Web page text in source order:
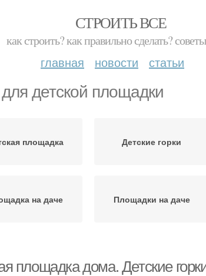
СТРОИТЬ ВСЕ
как строить? как правильно сделать?
главная новости статьи
детской площадки
площадка Детские горки
на даче Площадки на даче
площадка дома. Детские